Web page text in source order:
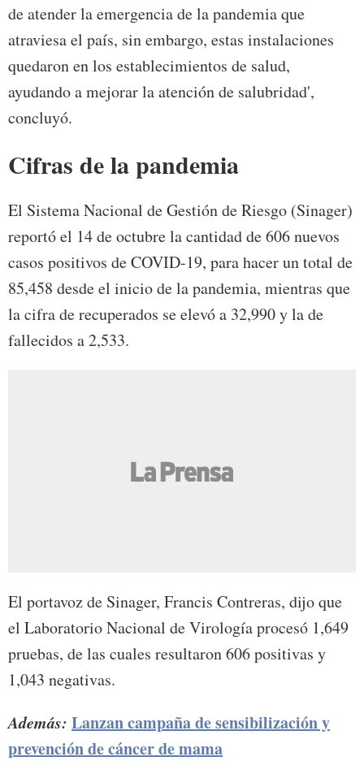
de atender la emergencia de la pandemia que
atraviesa el país, sin embargo, estas instalaciones
quedaron en los establecimientos de salud,
ayudando a mejorar la atención de salubridad',
concluyó.
Cifras de la pandemia
El Sistema Nacional de Gestión de Riesgo (Sinager)
reportó el 14 de octubre la cantidad de 606 nuevos
casos positivos de COVID-19, para hacer un total de
85,458 desde el inicio de la pandemia, mientras que
la cifra de recuperados se elevó a 32,990 y la de
fallecidos a 2,533.
El portavoz de Sinager, Francis Contreras, dijo que
el Laboratorio Nacional de Virología procesó 1,649
pruebas, de las cuales resultaron 606 positivas y
1,043 negativas.
Además: Lanzan campaña de sensibilización y
prevención de cáncer de mama